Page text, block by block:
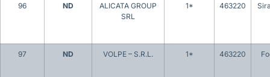
96 ND
ALICATA GROUP
SRL
1* 463220
97 ND VOLPE – S.R.L. 1* 463220